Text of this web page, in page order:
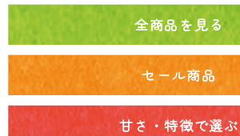
全商品を見る
セール商品
甘さ・特徴で選ぶ